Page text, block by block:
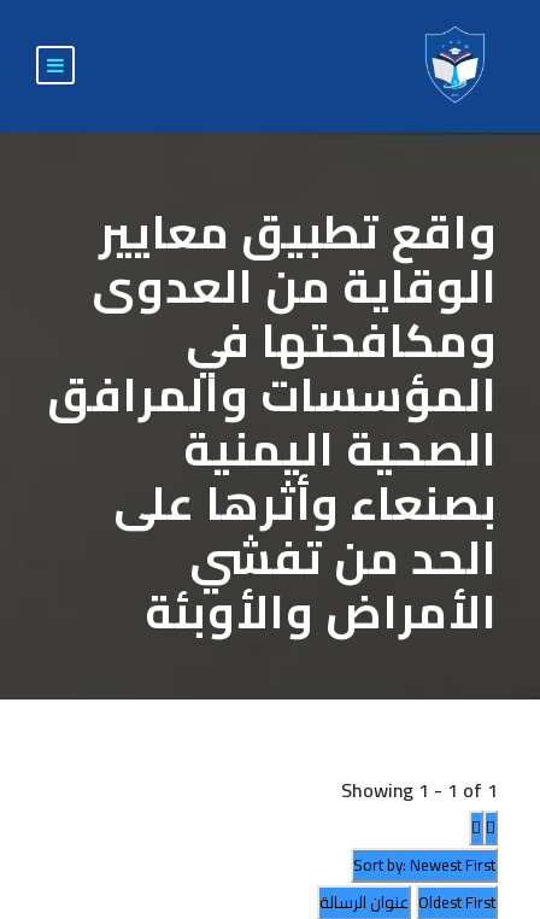
واقع تطبيق معايير
الوقاية من العدوى
ومكافحتها في
المؤسسات والمرافق
الصحية اليمنية
بصنعاء وأثرها على
الحد من تفشي
الأمراض والأوبئة
Showing 1 - 1 of 1
Sort by: Newest First
Oldest First عنوان الرسالة